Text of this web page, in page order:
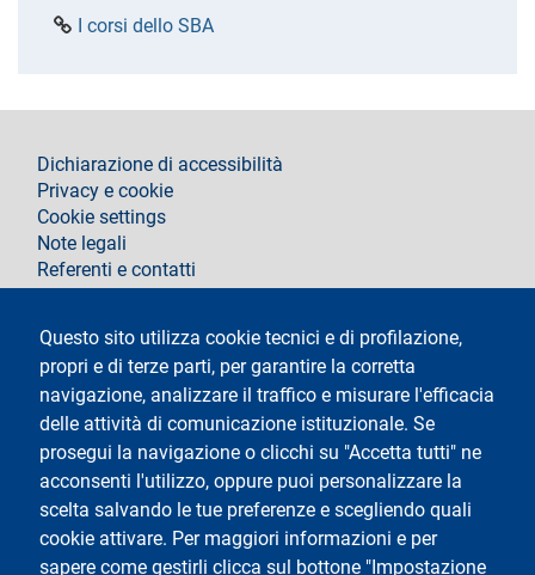
I corsi dello SBA
Questo sito utilizza cookie tecnici e di profilazione,
propri e di terze parti, per garantire la corretta
navigazione, analizzare il traffico e misurare l'efficacia
delle attività di comunicazione istituzionale. Se
prosegui la navigazione o clicchi su "Accetta tutti" ne
acconsenti l'utilizzo, oppure puoi personalizzare la
scelta salvando le tue preferenze e scegliendo quali
cookie attivare. Per maggiori informazioni e per
sapere come gestirli clicca sul bottone "Impostazione
footer
Dichiarazione di accessibilità
Privacy e cookie
Cookie settings
Note legali
Referenti e contatti
Testo
Università degli Studi di Milano
Via Festa del Perdono 7 - 20122 Milano
Tel.+39 02 5032 5032
Posta elettronica certificata